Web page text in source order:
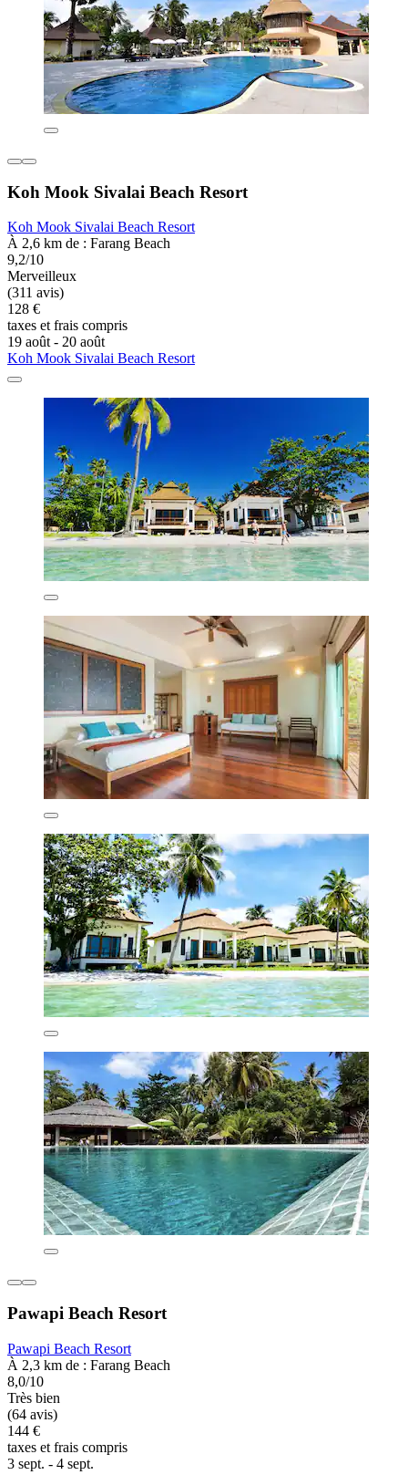
Koh Mook Sivalai Beach Resort
Koh Mook Sivalai Beach Resort
À 2,6 km de : Farang Beach
9,2/10
Merveilleux
(311 avis)
128 €
taxes et frais compris
19 août - 20 août
Koh Mook Sivalai Beach Resort
Pawapi Beach Resort
Pawapi Beach Resort
À 2,3 km de : Farang Beach
8,0/10
Très bien
(64 avis)
144 €
taxes et frais compris
3 sept. - 4 sept.